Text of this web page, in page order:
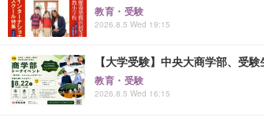
教育・受験
2026.8.5 Wed 19:15
【大学受験】中央大商学部、受
教育・受験
2026.8.5 Wed 16:15